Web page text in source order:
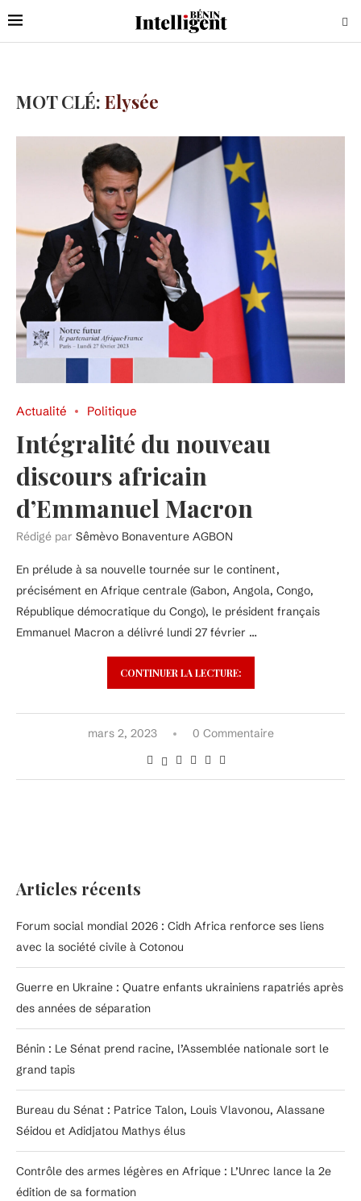
MOT CLÉ: Elysée
Actualité Politique
Intégralité du nouveau
discours africain
d’Emmanuel Macron
Rédigé par Sêmèvo Bonaventure AGBON
En prélude à sa nouvelle tournée sur le continent,
précisément en Afrique centrale (Gabon, Angola, Congo,
République démocratique du Congo), le président français
Emmanuel Macron a délivré lundi 27 février …
CONTINUER LA LECTURE:
mars 2, 2023 0 Commentaire
Articles récents
Forum social mondial 2026 : Cidh Africa renforce ses liens
avec la société civile à Cotonou
Guerre en Ukraine : Quatre enfants ukrainiens rapatriés après
des années de séparation
Bénin : Le Sénat prend racine, l’Assemblée nationale sort le
grand tapis
Bureau du Sénat : Patrice Talon, Louis Vlavonou, Alassane
Séidou et Adidjatou Mathys élus
Contrôle des armes légères en Afrique : L’Unrec lance la 2e
édition de sa formation